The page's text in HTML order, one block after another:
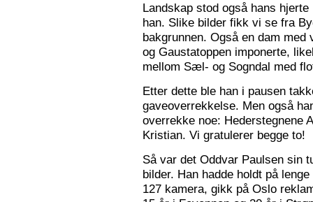
Landskap stod også hans
han. Slike bilder fikk vi se fra
bakgrunnen. Også en dam
og Gaustatoppen imponerte,
mellom Sæl- og Sogndal med
Etter dette ble han i pausen
gaveoverrekkelse. Men også
overrekke noe: Hederstegnene
Kristian. Vi gratulerer begge to!
Så var det Oddvar Paulsen sin
bilder. Han hadde holdt på
127 kamera, gikk på Oslo